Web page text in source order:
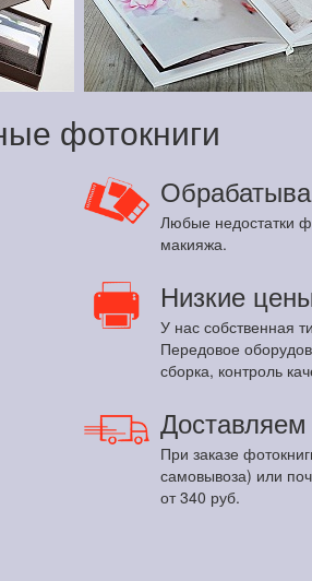
фотокниги
Любые недостатки
макияжа.
Низкие
У нас собственная
Передовое
сборка, контроль
При заказе
самовывоза) или
от 340 руб.